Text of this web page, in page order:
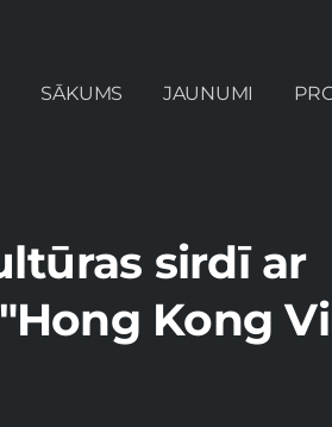
SĀKUMS JAUNUMI
sirdī ar
Kong